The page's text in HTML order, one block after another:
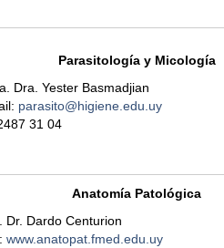
Parasitología y Micología
Dra. Yester Basmadjian
parasito@higiene.edu.uy
31 04
Anatomía Patológica
Dr. Dardo Centurion
www.anatopat.fmed.edu.uy